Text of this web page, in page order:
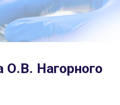
О.В. Нагорного